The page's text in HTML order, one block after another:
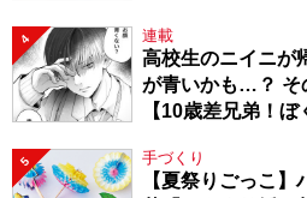
4 連載
高校生のニイニが
が青いかも…？ そ
【10歳差兄弟！ぼ
5 手づくり
【夏祭りごっこ